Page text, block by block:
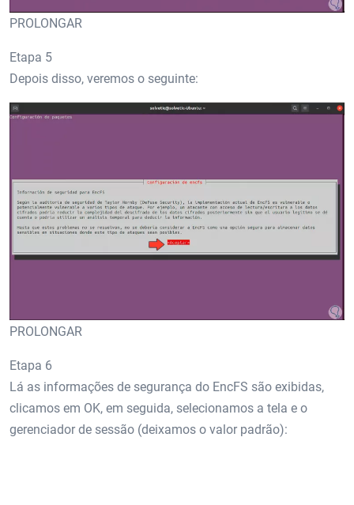
PROLONGAR
Etapa 5
Depois disso, veremos o seguinte:
PROLONGAR
Etapa 6
Lá as informações de segurança do EncFS são exibidas,
clicamos em OK, em seguida, selecionamos a tela e o
gerenciador de sessão (deixamos o valor padrão):